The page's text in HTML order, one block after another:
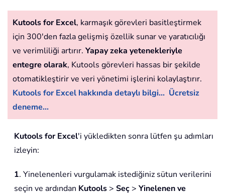
Kutools for Excel, karmaşık görevleri basitleştirmek
için 300'den fazla gelişmiş özellik sunar ve yaratıcılığı
ve verimliliği artırır. Yapay zeka yetenekleriyle
entegre olarak, Kutools görevleri hassas bir şekilde
otomatikleştirir ve veri yönetimi işlerini kolaylaştırır.
Kutools for Excel hakkında detaylı bilgi... Ücretsiz
deneme...
Kutools for Excel'i yükledikten sonra lütfen şu adımları
izleyin:
1. Yinelenenleri vurgulamak istediğiniz sütun verilerini
seçin ve ardından Kutools > Seç > Yinelenen ve